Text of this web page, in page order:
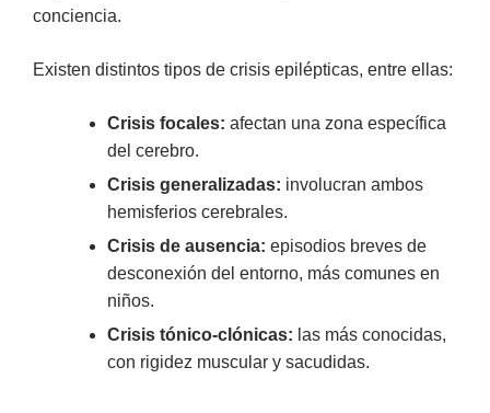
conciencia.
Existen distintos tipos de crisis epilépticas, entre ellas:
Crisis focales: afectan una zona específica
del cerebro.
Crisis generalizadas: involucran ambos
hemisferios cerebrales.
Crisis de ausencia: episodios breves de
desconexión del entorno, más comunes en
niños.
Crisis tónico-clónicas: las más conocidas,
con rigidez muscular y sacudidas.